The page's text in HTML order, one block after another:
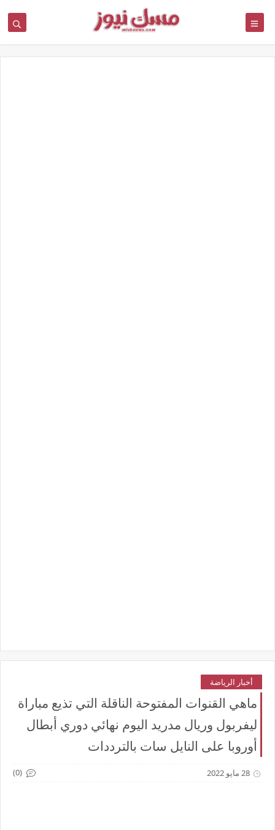
أخبار الرياضة
ماهي القنوات المفتوحة الناقلة التي تذيع مباراة
ليفربول وريال مدريد اليوم نهائي دوري أبطال
أوروبا على النايل سات بالترددات
28 مايو 2022 (0)